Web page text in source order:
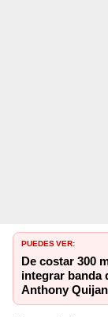
PUEDES VER:
De costar 300
integrar banda
Anthony